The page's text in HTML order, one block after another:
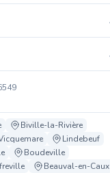
Biville-la-Rivière
Lindebeuf
Boudeville
Beauval-en-Caux